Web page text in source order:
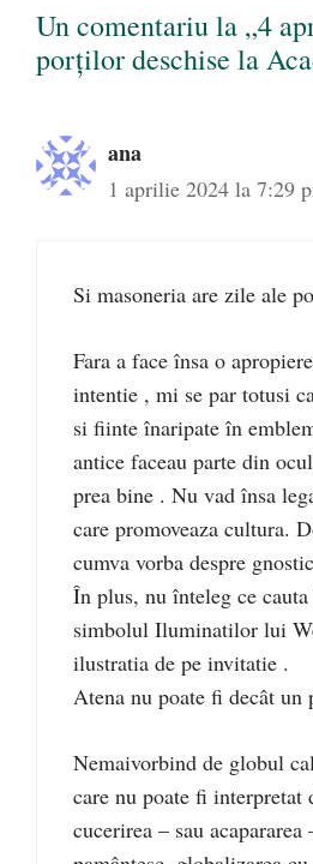
Un comentariu la „4
porților deschise la
ana
1 aprilie 2024 la 7:29
Si masoneria are zile ale
Fara a face însa o
intentie , mi se par totusi
si fiinte înaripate în
antice faceau parte din
prea bine . Nu vad însa
care promoveaza cultura.
cumva vorba despre
În plus, nu înteleg ce
simbolul Iluminatilor lui
ilustratia de pe invitatie .
Atena nu poate fi decât un
Nemaivorbind de globul
care nu poate fi interpretat
cucerirea – sau